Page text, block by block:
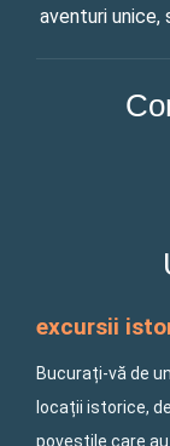
aventuri
excursii
Bucurați-vă de
locații istorice,
poveștile care